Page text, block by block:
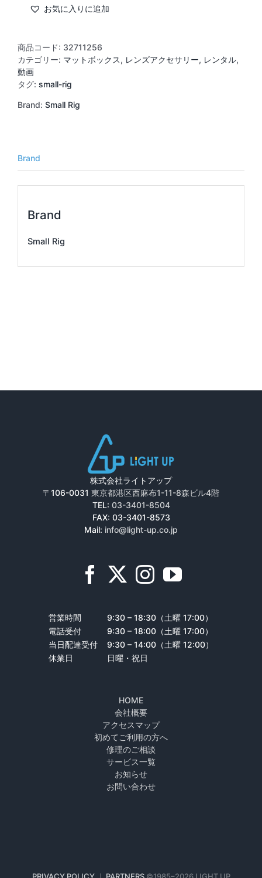
Mini
ト
ボ
ク
ア
リ
お気に入りに追加
商品コード: 32711256
カテゴリー: マットボックス, レンズアクセサリー, レンタル,
動画
タグ: small-rig
Brand: Small Rig
Brand
Brand
Small Rig
株式会社ライトアップ
〒106-0031 東京都港区西麻布1-11-8森ビル4階
TEL: 03-3401-8504
FAX: 03-3401-8573
Mail: info@light-up.co.jp
営業時間
9:30 – 18:30（土曜 17:00）
電話受付
9:30 – 18:00（土曜 17:00）
当日配達受付
9:30 – 14:00（土曜 12:00）
休業日
日曜・祝日
HOME
会社概要
アクセスマップ
初めてご利用の方へ
修理のご相談
サービス一覧
お知らせ
お問い合わせ